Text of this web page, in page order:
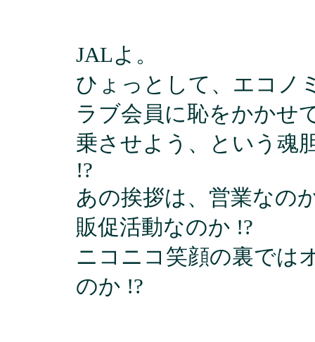
JALよ。
ひょっとして、エコノ
ラブ会員に恥をかかせ
乗させよう、という魂
!?
あの挨拶は、営業なの
販促活動なのか !?
ニコニコ笑顔の裏では
のか !?